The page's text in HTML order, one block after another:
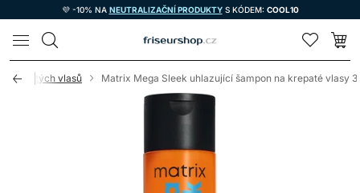
💜 -10% NA NEUTRALIZAČNÍ PRODUKTYS KÓDEM: COOL10
LOMAX
vlasů Matrix Mega Sleek uhlazující šampon na krepaté vlasy